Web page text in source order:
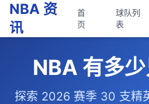
NBA 资
讯
首
页
球队列
表
NBA 有多少
探索 2026 赛季 30 支精